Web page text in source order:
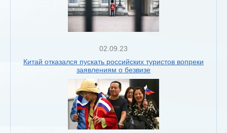
02.09.23
Китай отказался пускать российских туристов вопреки
заявлениям о безвизе